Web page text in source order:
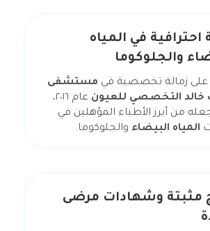
احترافية في المياه
والجلوكوما
زمالة تخصصية في مستشفى
خالد التخصصي للعيون
عام ٢٠١٦،
من أبرز الأطباء المؤهلين في
المياه البيضاء والجلوكوما.
مثبتة وشهادات مرضى